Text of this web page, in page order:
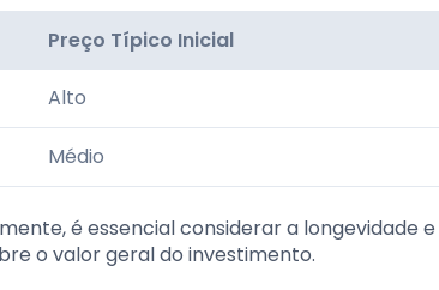
Preço Típico Inicial
Alto
Médio
é essencial considerar a longevidade
o valor geral do investimento.